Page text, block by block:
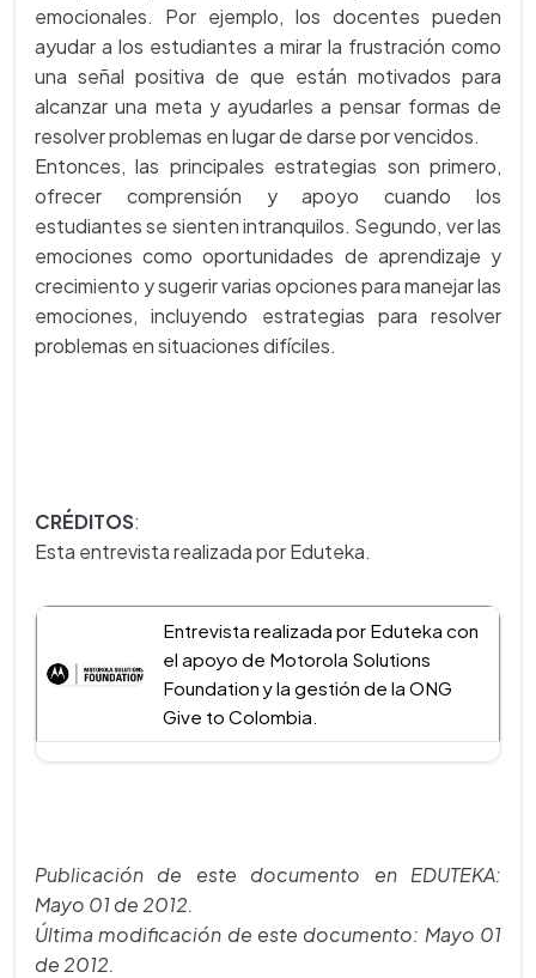
emocionales. Por ejemplo, los docentes pueden
ayudar a los estudiantes a mirar la frustración como
una señal positiva de que están motivados para
alcanzar una meta y ayudarles a pensar formas de
resolver problemas en lugar de darse por vencidos.
Entonces, las principales estrategias son primero,
ofrecer comprensión y apoyo cuando los
estudiantes se sienten intranquilos. Segundo, ver las
emociones como oportunidades de aprendizaje y
crecimiento y sugerir varias opciones para manejar las
emociones, incluyendo estrategias para resolver
problemas en situaciones difíciles.
CRÉDITOS:
Esta entrevista realizada por Eduteka.
Entrevista realizada por Eduteka con
el apoyo de Motorola Solutions
Foundation y la gestión de la ONG
Give to Colombia.
Publicación de este documento en EDUTEKA:
Mayo 01 de 2012.
Última modificación de este documento: Mayo 01
de 2012.